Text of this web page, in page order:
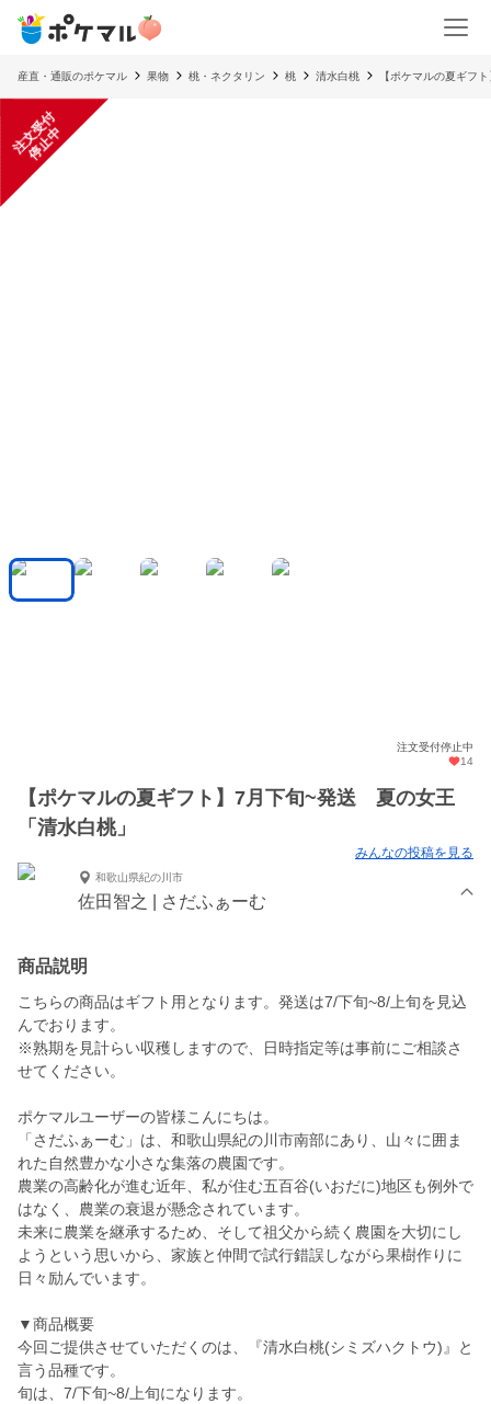
産直・通販のポケマル 果物 桃・ネクタリン 桃 清水白桃 【ポケマルの夏ギフ
注
文
受
付
停
止
中
注文受付停止中
14
【ポケマルの夏ギフト】7月下旬~発送 夏の女王
「清水白桃」
みんなの投稿を見る
和歌山県紀の川市
佐田智之 | さだふぁーむ
商品説明
こちらの商品はギフト用となります。発送は7/下旬~8/上旬を見込
んでおります。
※熟期を見計らい収穫しますので、日時指定等は事前にご相談さ
せてください。
ポケマルユーザーの皆様こんにちは。
「さだふぁーむ」は、和歌山県紀の川市南部にあり、山々に囲ま
れた自然豊かな小さな集落の農園です。
農業の高齢化が進む近年、私が住む五百谷(いおだに)地区も例外で
はなく、農業の衰退が懸念されています。
未来に農業を継承するため、そして祖父から続く農園を大切にし
ようという思いから、家族と仲間で試行錯誤しながら果樹作りに
日々励んでいます。
▼商品概要
今回ご提供させていただくのは、『清水白桃(シミズハクトウ)』と
言う品種です。
旬は、7/下旬~8/上旬になります。